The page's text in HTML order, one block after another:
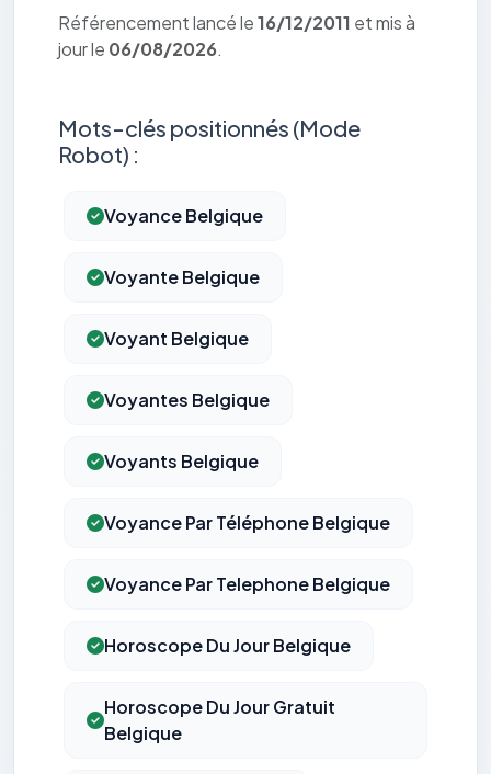
Référencement lancé le16/12/2011 et mis à
jour le 06/08/2026.
Mots-clés positionnés (Mode
Robot) :
Voyance Belgique
Voyante Belgique
Voyant Belgique
Voyantes Belgique
Voyants Belgique
Voyance Par Téléphone Belgique
Voyance Par Telephone Belgique
Horoscope Du Jour Belgique
Horoscope Du Jour Gratuit
Belgique